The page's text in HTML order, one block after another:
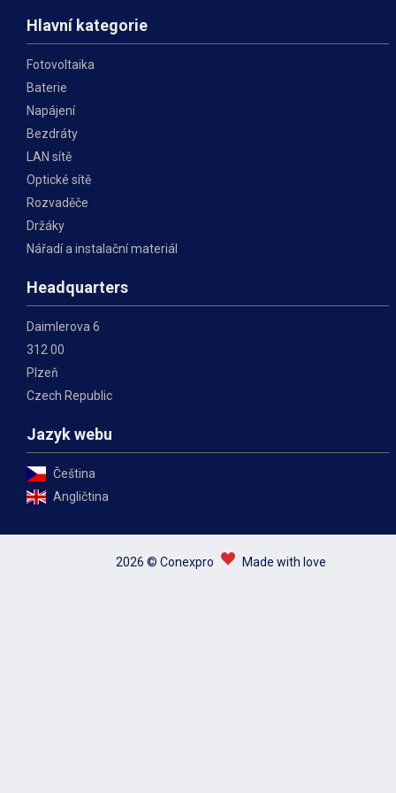
Hlavní kategorie
Fotovoltaika
Baterie
Napájení
Bezdráty
LAN sítě
Optické sítě
Rozvaděče
Držáky
Nářadí a instalační materiál
Headquarters
Daimlerova 6
312 00
Plzeň
Czech Republic
Jazyk webu
Čeština
Angličtina
2026 © Conexpro Made with love